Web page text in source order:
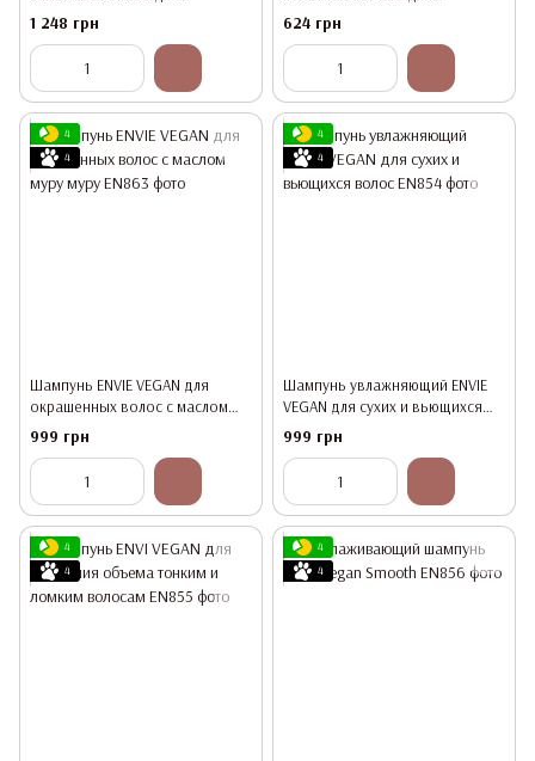
поврежденных волос с
кератином, 1000 ml
1 248 грн
поврежденных волос с
кератином, 200 ml
624 грн
4
4
Шампунь ENVIE VEGAN для
окрашенных волос с маслом
муру муру
999 грн
4
4
Шампунь увлажняющий ENVIE
VEGAN для сухих и вьющихся
волос
999 грн
4
4
4
4